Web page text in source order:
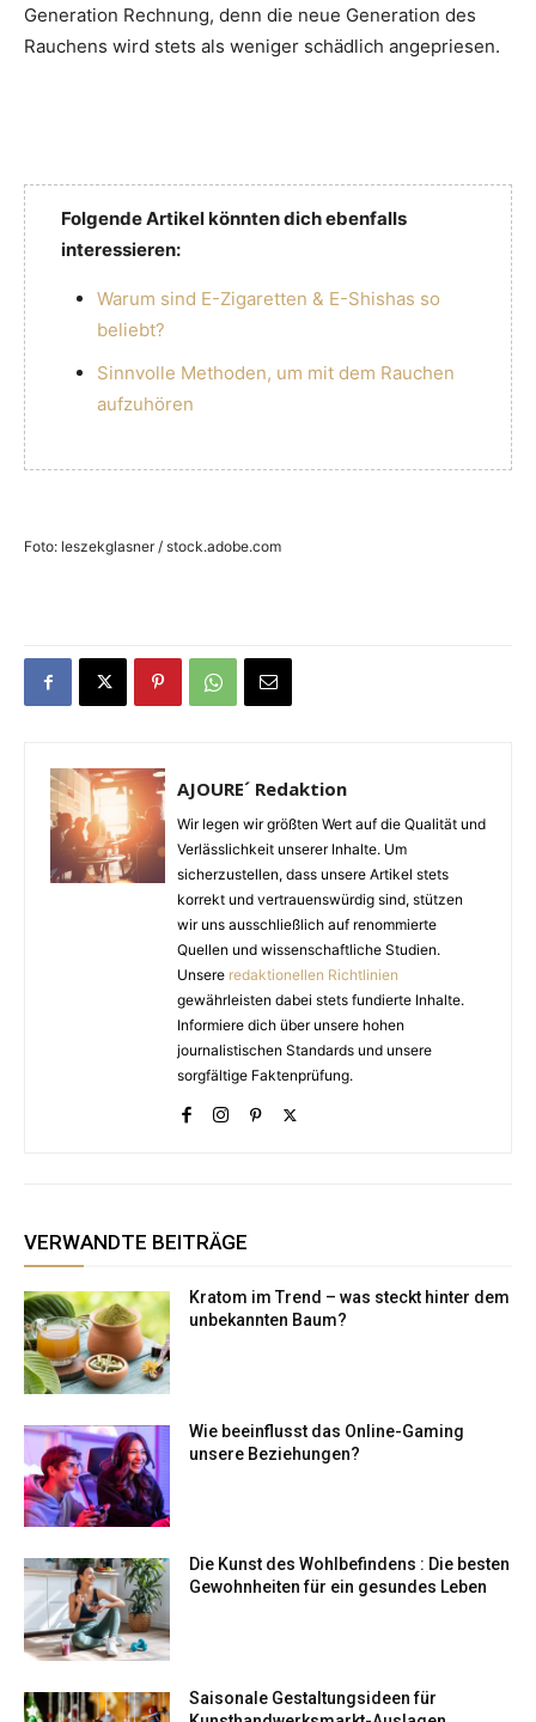
Generation Rechnung, denn die neue Generation des
Rauchens wird stets als weniger schädlich angepriesen.
Folgende Artikel könnten dich ebenfalls
interessieren:
Warum sind E-Zigaretten & E-Shishas so
beliebt?
Sinnvolle Methoden, um mit dem Rauchen
aufzuhören
Foto: leszekglasner / stock.adobe.com
AJOURE´ Redaktion
Wir legen wir größten Wert auf die Qualität und
Verlässlichkeit unserer Inhalte. Um
sicherzustellen, dass unsere Artikel stets
korrekt und vertrauenswürdig sind, stützen
wir uns ausschließlich auf renommierte
Quellen und wissenschaftliche Studien.
Unsere redaktionellen Richtlinien
gewährleisten dabei stets fundierte Inhalte.
Informiere dich über unsere hohen
journalistischen Standards und unsere
sorgfältige Faktenprüfung.
VERWANDTE BEITRÄGE
Kratom im Trend – was steckt hinter dem
unbekannten Baum?
Wie beeinflusst das Online-Gaming
unsere Beziehungen?
Die Kunst des Wohlbefindens : Die besten
Gewohnheiten für ein gesundes Leben
Saisonale Gestaltungsideen für